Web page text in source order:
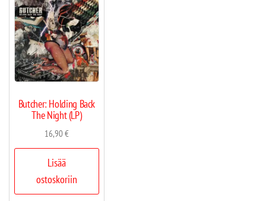
Butcher: Holding Back
The Night (LP)
16,90€
Lisää
ostoskoriin